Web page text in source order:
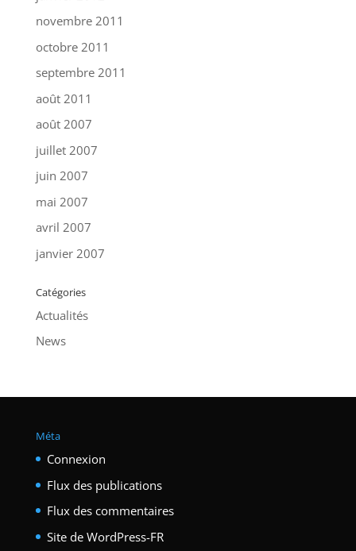
novembre 2011
octobre 2011
septembre 2011
août 2011
août 2007
juillet 2007
juin 2007
mai 2007
avril 2007
janvier 2007
Catégories
Actualités
News
Méta
Connexion
Flux des publications
Flux des commentaires
Site de WordPress-FR